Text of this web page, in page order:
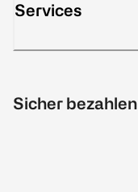
Services
Sicher bezahlen